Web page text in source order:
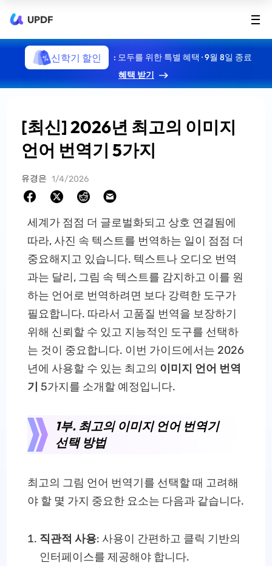
UPDF
신학기 할인
: 모두를 위한 특별 혜택 · 9월 8일 종료
혜택 받기
[최신] 2026년 최고의 이미지
언어 번역기 5가지
유경은 1/4/2026
세계가 점점 더 글로벌화되고 상호 연결됨에
따라, 사진 속 텍스트를 번역하는 일이 점점 더
중요해지고 있습니다. 텍스트나 오디오 번역
과는 달리, 그림 속 텍스트를 감지하고 이를 원
하는 언어로 번역하려면 보다 강력한 도구가
필요합니다. 따라서 고품질 번역을 보장하기
위해 신뢰할 수 있고 지능적인 도구를 선택하
는 것이 중요합니다. 이번 가이드에서는 2026
년에 사용할 수 있는 최고의 이미지 언어 번역
기 5가지를 소개할 예정입니다.
1부. 최고의 이미지 언어 번역기
선택 방법
최고의 그림 언어 번역기를 선택할 때 고려해
야 할 몇 가지 중요한 요소는 다음과 같습니다.
직관적 사용: 사용이 간편하고 클릭 기반의
인터페이스를 제공해야 합니다.